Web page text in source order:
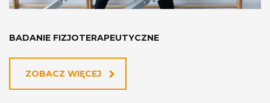
BADANIE FIZJOTERAPEUTYCZNE
ZOBACZ WIĘCEJ